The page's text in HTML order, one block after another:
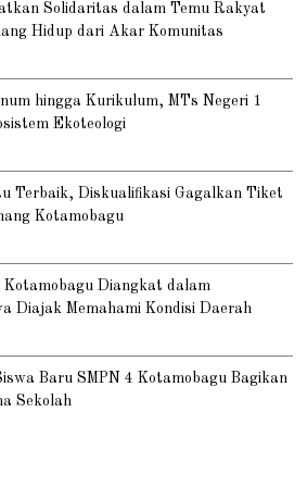
Solidaritas dalam Temu Rakyat
Hidup dari Akar Komunitas
hingga Kurikulum, MTs Negeri 1
Ekoteologi
Terbaik, Diskualifikasi Gagalkan Tiket
Kotamobagu
Kotamobagu Diangkat dalam
Diajak Memahami Kondisi Daerah
Baru SMPN 4 Kotamobagu Bagikan
Sekolah